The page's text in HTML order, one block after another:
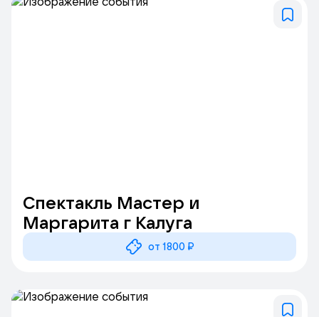
Спектакль Мастер и
Маргарита г Калуга
от 1800 ₽